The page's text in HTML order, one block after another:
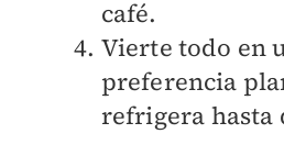
café.
Vierte todo en
preferencia
refrigera hasta